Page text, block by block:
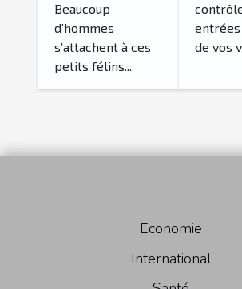
Beaucoup
d’hommes
s’attachent à ces
petits félins...
de vos
Economie
International